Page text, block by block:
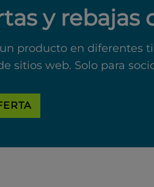
y rebajas
producto en diferentes
sitios web. Solo para